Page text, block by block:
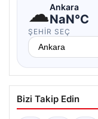
☁Ankara
NaN°C
ŞEHIR SEÇ
Bizi Takip Edin